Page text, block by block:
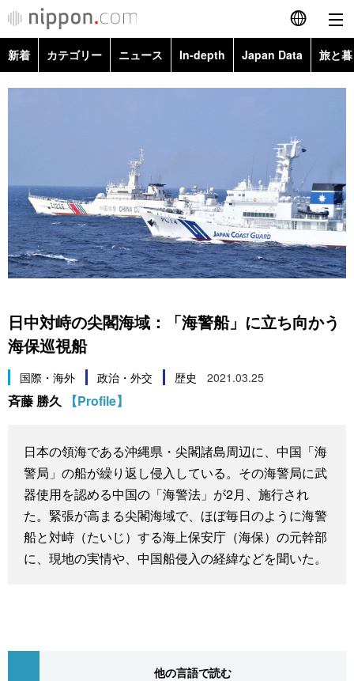
English
Français
Español
العربية
政治・外交
経済・ビジネス
社会
文化
暮らし
スポーツ・東京2020
ニュース
トップ
In-depth
旅と暮らし
動画/Live
Cinema
Topics
Images
東京
新着 カテゴリー ニュース In-depth Japan Data 旅と
政治・外交
社会
文化
暮らし
スポーツ・東京2020
Topics
Images
People
東京
お知らせ
日中対峙の尖閣海域：「海警船」に立ち向かう
海保巡視船
国際・海外 政治・外交 歴史 2021.03.25
斉藤 勝久 【Profile】
日本の領海である沖縄県・尖閣諸島周辺に、中国「海
警局」の船が繰り返し侵入している。その海警局に武
器使用を認める中国の「海警法」が2月、施行され
た。緊張が高まる尖閣海域で、ほぼ毎日のように海警
船と対峙（たいじ）する海上保安庁（海保）の元幹部
に、現地の実情や、中国船侵入の経緯などを聞いた。
他の言語で読む